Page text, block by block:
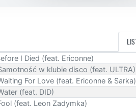
I Died (feat. Ericonne)
w klubie disco (feat. ULTRA)
For Love (feat. Ericonne & Sarka)
(feat. DID)
(feat. Leon Zadymka)